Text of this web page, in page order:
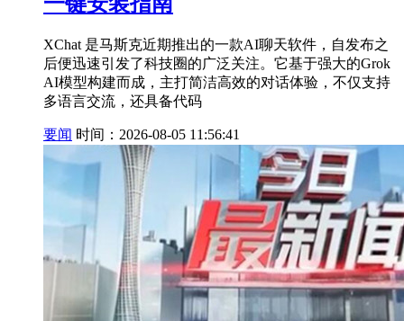
XChat 是马斯克近期推出的一款AI聊天软件，自发布之
后便迅速引发了科技圈的广泛关注。它基于强大的Grok
AI模型构建而成，主打简洁高效的对话体验，不仅支持
多语言交流，还具备代码
要闻 时间：2026-08-05 11:56:41